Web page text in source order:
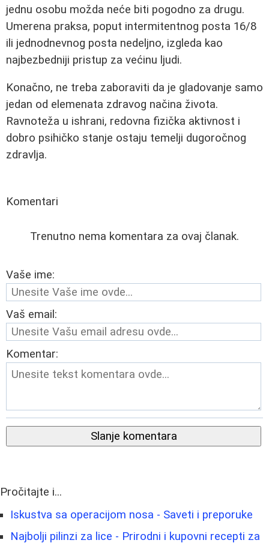
jednu osobu možda neće biti pogodno za drugu.
Umerena praksa, poput intermitentnog posta 16/8
ili jednodnevnog posta nedeljno, izgleda kao
najbezbedniji pristup za većinu ljudi.
Konačno, ne treba zaboraviti da je gladovanje samo
jedan od elemenata zdravog načina života.
Ravnoteža u ishrani, redovna fizička aktivnost i
dobro psihičko stanje ostaju temelji dugoročnog
zdravlja.
Komentari
Trenutno nema komentara za ovaj članak.
Vaše ime:
Vaš email:
Komentar:
Slanje komentara
Pročitajte i...
Iskustva sa operacijom nosa - Saveti i preporuke
Najbolji pilinzi za lice - Prirodni i kupovni recepti za